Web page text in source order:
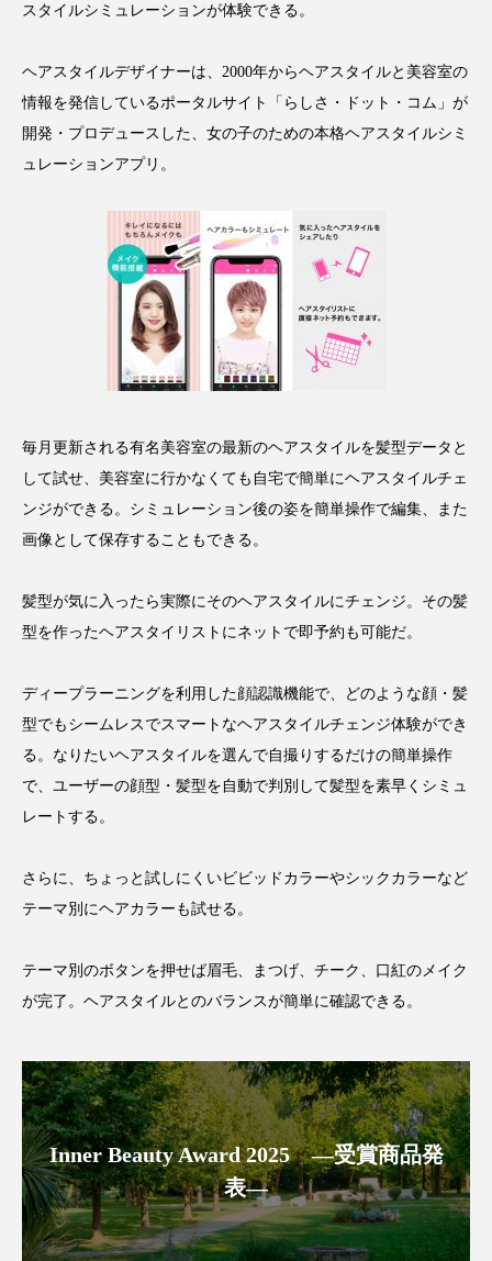
ウェルビーイング エイジングケア
エクソソーム オーガニック オゾン
カカイオイル
クルエルティフリー クレンジング
クローズアップ ケーススタディ
コグニティブヘルス コスト削減
コネクテッド・ビューティ
コルチゾール サステナビリティ
サステナブル美容 サプライチェーン
サプリ サロンクレンジング
サロン経営 サロン連略 シャネル
スキンケア スキンケア 習慣
スキンケアルーティン ストレス スパ
セラミド保湿 セルフケア
ソーシャルウェルネス ソーシャルコマース
デジタルデトックス デトックス
ドライヤー 温度 髪 ダメージ ナイアシンアミド
ナイトプロテイン ナイトルーティン 金木犀
パーソナライズ バーチャルメイク
スタイルシミュレーションが体験できる。
ヘアスタイルデザイナーは、2000年からヘアスタイルと美容室の
情報を発信しているポータルサイト「らしさ・ドット・コム」が
開発・プロデュースした、女の子のための本格ヘアスタイルシミ
ュレーションアプリ。
毎月更新される有名美容室の最新のヘアスタイルを髪型データと
して試せ、美容室に行かなくても自宅で簡単にヘアスタイルチェ
ンジができる。シミュレーション後の姿を簡単操作で編集、また
画像として保存することもできる。
髪型が気に入ったら実際にそのヘアスタイルにチェンジ。その髪
型を作ったヘアスタイリストにネットで即予約も可能だ。
ディープラーニングを利用した顔認識機能で、どのような顔・髪
型でもシームレスでスマートなヘアスタイルチェンジ体験ができ
る。なりたいヘアスタイルを選んで自撮りするだけの簡単操作
で、ユーザーの顔型・髪型を自動で判別して髪型を素早くシミュ
レートする。
さらに、ちょっと試しにくいビビッドカラーやシックカラーなど
テーマ別にヘアカラーも試せる。
テーマ別のボタンを押せば眉毛、まつげ、チーク、口紅のメイク
が完了。ヘアスタイルとのバランスが簡単に確認できる。
Inner Beauty Award 2025 ―受賞商品発
表―